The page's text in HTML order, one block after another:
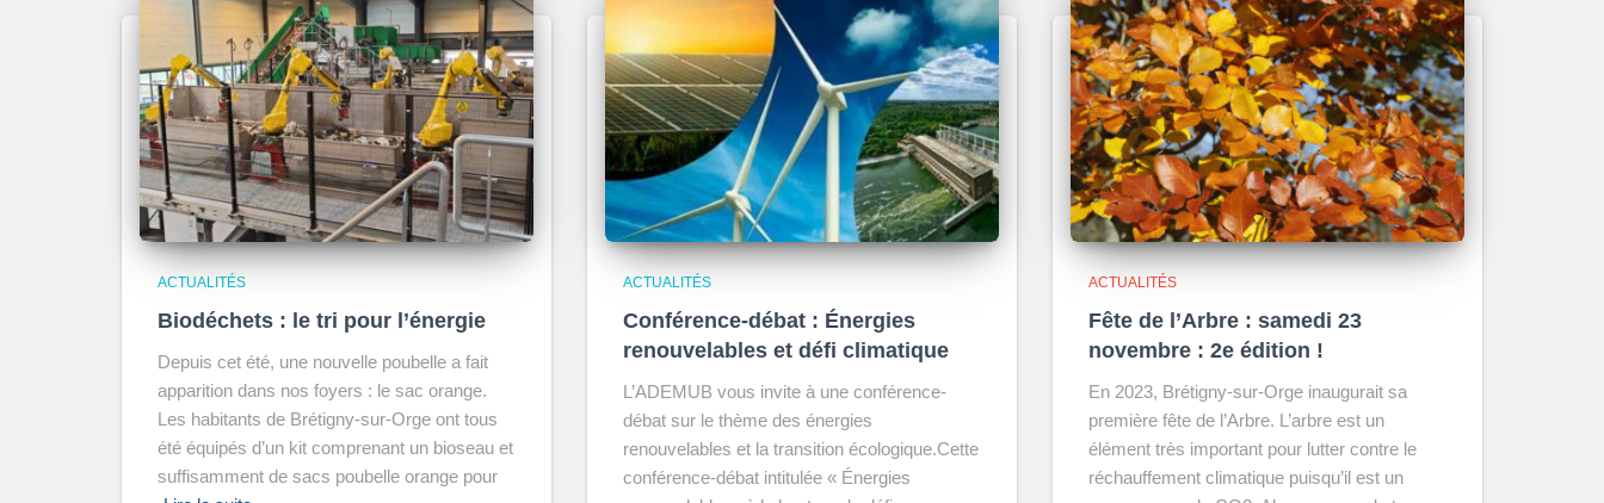
ACTUALITÉS
Biodéchets : le tri pour l’énergie
Depuis cet été, une nouvelle poubelle a fait
apparition dans nos foyers : le sac orange.
Les habitants de Brétigny-sur-Orge ont tous
été équipés d’un kit comprenant un bioseau et
suffisamment de sacs poubelle orange pour
ACTUALITÉS
Conférence-débat : Énergies
renouvelables et défi climatique
L’ADEMUB vous invite à une conférence-
débat sur le thème des énergies
renouvelables et la transition écologique.Cette
conférence-débat intitulée « Énergies
ACTUALITÉS
Fête de l’Arbre : samedi 23
novembre : 2e édition !
En 2023, Brétigny-sur-Orge inaugurait sa
première fête de l’Arbre. L’arbre est un
élément très important pour lutter contre le
réchauffement climatique puisqu’il est un